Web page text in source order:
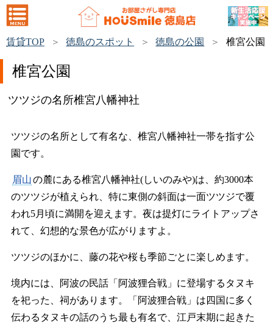
賃貸TOP 徳島のスポット 徳島の公園 椎宮公園
椎宮公園
ツツジの名所椎宮八幡神社
ツツジの名所として有名な、椎宮八幡神社一帯を指す公
園です。
眉山の麓にある椎宮八幡神社(しいのみや)は、約3000本
のツツジが植えられ、特に東側の斜面は一面ツツジで覆
われ5月頃に満開を迎えます。夜は提灯にライトアップさ
れて、幻想的な景色が広がりますよ。
ツツジのほかに、藤の花や桜も季節ごとに楽しめます。
境内には、阿波の民話「阿波狸合戦」に登場するタヌキ
を祀った、祠があります。「阿波狸合戦」は四国に多く
伝わるタヌキの話のうち最も有名で、江戸末期に起きた